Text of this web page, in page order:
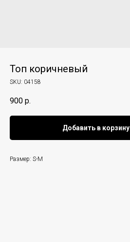
Топ коричневый
SKU: 04158
900 р.
Добавить в корзину
Размер: S-M